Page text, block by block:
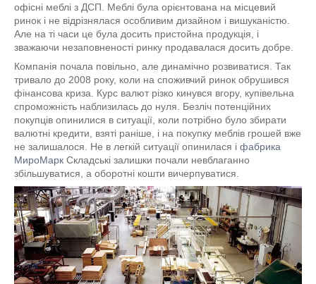
офісні меблі з ДСП. Меблі була орієнтована на місцевий
ринок і не відрізнялася особливим дизайном і вишуканістю.
Але на ті часи це була досить пристойна продукція, і
зважаючи незаповненості ринку продавалася досить добре.
Компанія почала повільно, але динамічно розвиватися. Так
тривало до 2008 року, коли на споживчий ринок обрушився
фінансова криза. Курс валют різко кинувся вгору, купівельна
спроможність наблизилась до нуля. Безліч потенційних
покупців опинилися в ситуації, коли потрібно було збирати
валютні кредити, взяті раніше, і на покупку меблів грошей вже
не залишалося. Не в легкій ситуації опинилася і фабрика
МироМарк Складські залишки почали невблаганно
збільшуватися, а оборотні кошти вичерпуватися.